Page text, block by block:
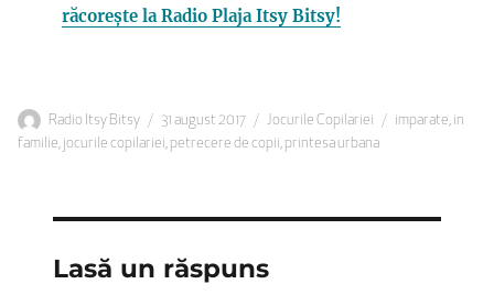
răcorește la Radio Plaja Itsy Bitsy!
Autor
Radio Itsy Bitsy
Publicat
pe
31 august 2017 Categorii
Jocurile Copilariei Etichete
imparate, in
familie, jocurile copilariei, petrecere de copii, printesa urbana
Lasă un răspuns